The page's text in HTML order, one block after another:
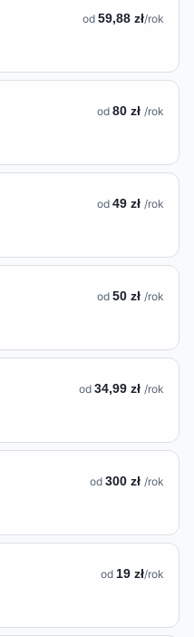
od 59,88 zł/rok
od 80 zł /rok
od 49 zł /rok
od 50 zł /rok
od 34,99 zł /rok
od 300 zł /rok
od 19 zł/rok